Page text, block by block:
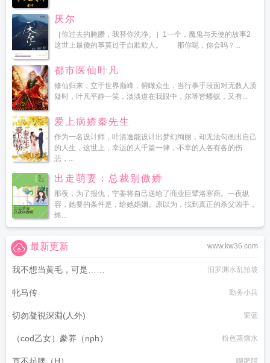
厌尔
［你过去的腌臜，我替你洗净。］1一个，魔鬼与天使的故事2
这世上最傻的事莫过于自欺欺人。 那你呢，你会吗？...
都市医仙叶凡
修仙归来，立于世界巅峰，俯瞰众生，当行事手段面对无数人质
疑时，叶凡平静一笑，淡淡道在我眼中，尔等皆蝼蚁，又有...
爱上病娇秦先生
作为一名设计师，叶清逸能设计出梦幻绚丽，却无法勾画出自己
的人生，这世上，幸运的人千篇一律，不幸的人各有各的伤
悲，...
出走萌妻：总裁别傲娇
那夜，为了报仇，宁姜将自己送给了商业巨擘洛寒商。一夜纵
容，她要的条件是，给她婚姻。原以为，找到真正的杀父凶手，
终...
www.kw36.com
最新更新
我不想当黄毛，可是…… 汨罗渊水乱拍坡
牝马传 勤务小兵
切勿凝視深淵(人外) 窗蓝
（cod乙女）豢养（nph） 粉色蒸馏水
啊肥阿